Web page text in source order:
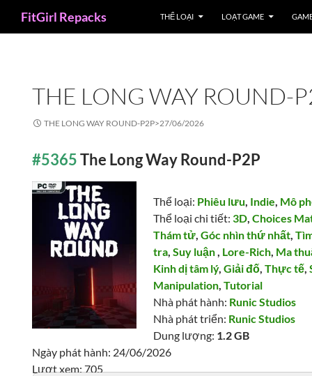
FitGirl Repacks THỂ LOẠI LOẠT GAME
THE LONG WAY ROUND-
THE LONG WAY ROUND-P2P>27/06/2026
#5365The Long Way Round-P2P
Thể loại: Phiêu lưu, Indie, Mô
Thể loại chi tiết: 3D,Choices
Thám tử,Góc nhìn thứ nhất,
tra,Suy luận, Lore-Rich, Ma
Kinh dị tâm lý,Giải đố,Thực tế,
Manipulation,Tutorial
Nhà phát hành: Runic Studios
Nhà phát triển: Runic Studios
Dung lượng: 1.2 GB
Ngày phát hành: 24/06/2026
Lượt xem: 705